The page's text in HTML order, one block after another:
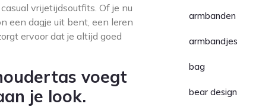
vrijetijdsoutfits. Of je nu
een dagje uit bent, een leren
ervoor dat je altijd goed
voegt
je look.
armbanden
armbandjes
bag
bear design